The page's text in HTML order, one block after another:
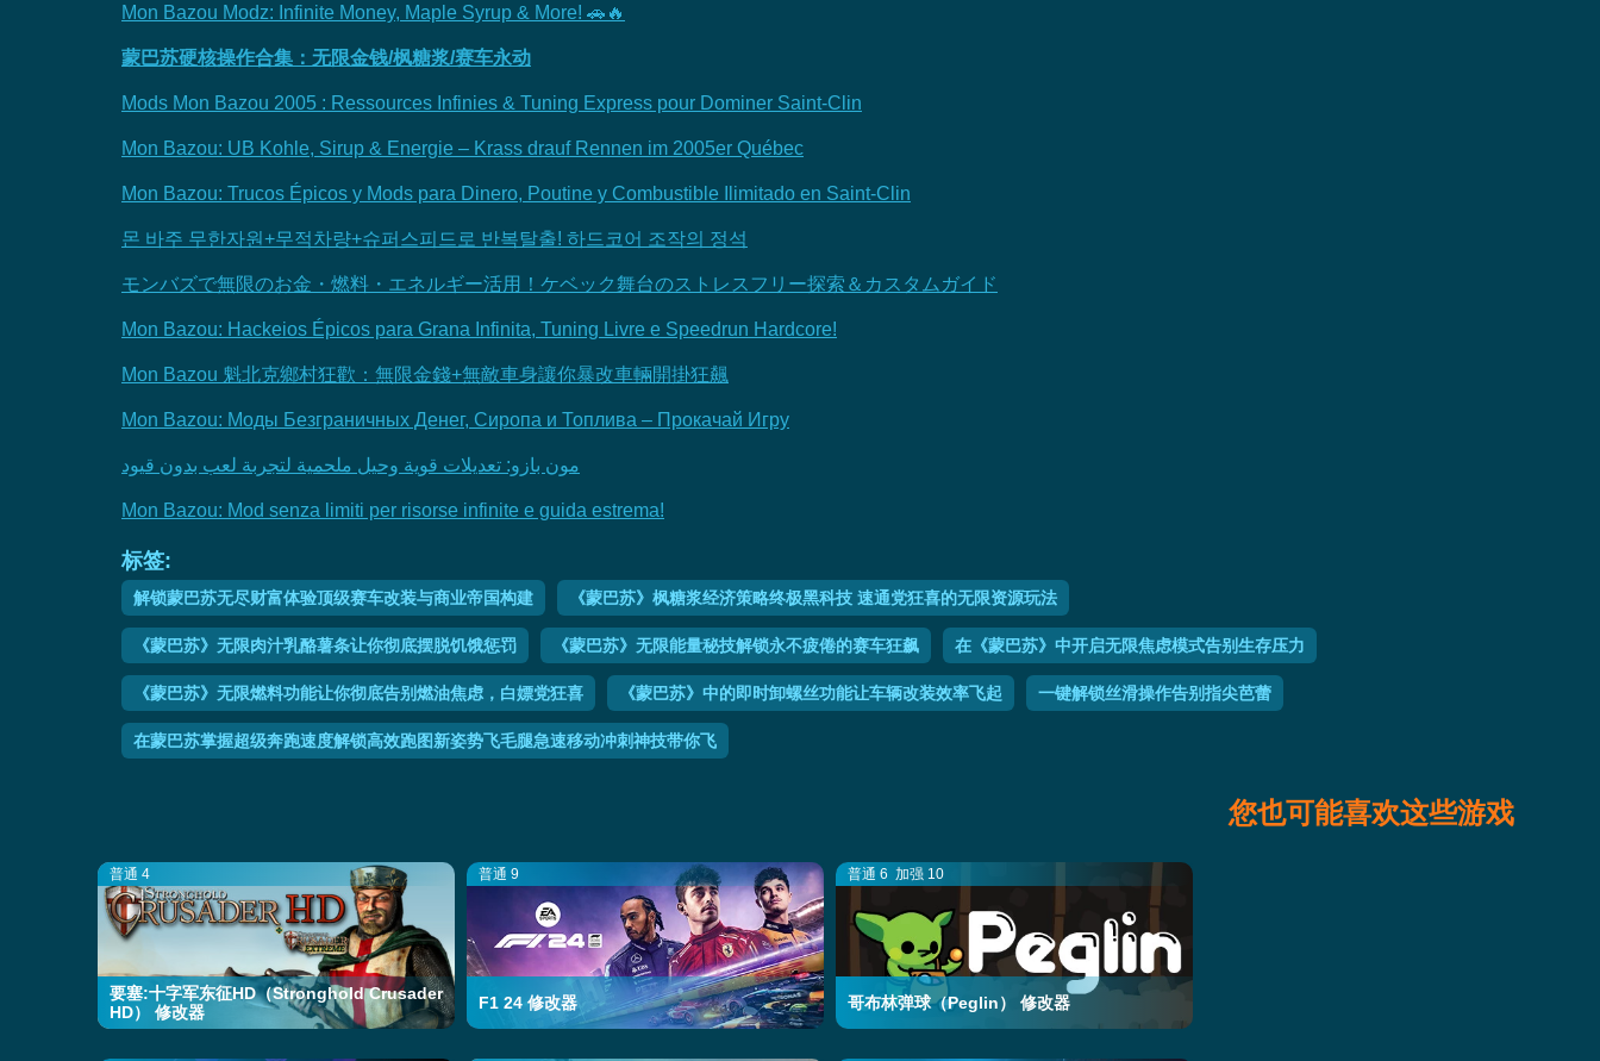
Mon Bazou Modz: Infinite Money, Maple Syrup & More! 🚗🔥
蒙巴苏硬核操作合集：无限金钱/枫糖浆/赛车永动
Mods Mon Bazou 2005 : Ressources Infinies & Tuning Express pour Dominer Saint-Clin
Mon Bazou: UB Kohle, Sirup & Energie – Krass drauf Rennen im 2005er Québec
Mon Bazou: Trucos Épicos y Mods para Dinero, Poutine y Combustible Ilimitado en Saint-Clin
몬 바주 무한자원+무적차량+슈퍼스피드로 반복탈출! 하드코어 조작의 정석
モンバズで無限のお金・燃料・エネルギー活用！ケベック舞台のストレスフリー探索＆カスタムガイド
Mon Bazou: Hackeios Épicos para Grana Infinita, Tuning Livre e Speedrun Hardcore!
Mon Bazou 魁北克鄉村狂歡：無限金錢+無敵車身讓你暴改車輛開掛狂飆
Mon Bazou: Моды Безграничных Денег, Сиропа и Топлива – Прокачай Игру
مون بازو: تعديلات قوية وحيل ملحمية لتجربة لعب بدون قيود
Mon Bazou: Mod senza limiti per risorse infinite e guida estrema!
标签:
解锁蒙巴苏无尽财富体验顶级赛车改装与商业帝国构建 《蒙巴苏》枫糖浆经济策略终极黑科技 速通党狂喜的无限资源玩法
《蒙巴苏》无限肉汁乳酪薯条让你彻底摆脱饥饿惩罚 《蒙巴苏》无限能量秘技解锁永不疲倦的赛车狂飙 在《蒙巴苏》中开启无限焦虑模式告别生存压力
《蒙巴苏》无限燃料功能让你彻底告别燃油焦虑，白嫖党狂喜 《蒙巴苏》中的即时卸螺丝功能让车辆改装效率飞起 一键解锁丝滑操作告别指尖芭蕾
在蒙巴苏掌握超级奔跑速度解锁高效跑图新姿势飞毛腿急速移动冲刺神技带你飞
您也可能喜欢这些游戏
普通 4
要塞:十字军东征HD（Stronghold Crusader
HD） 修改器
普通 9
F1 24 修改器
普通 6 加强 10
哥布林弹球（Peglin） 修改器